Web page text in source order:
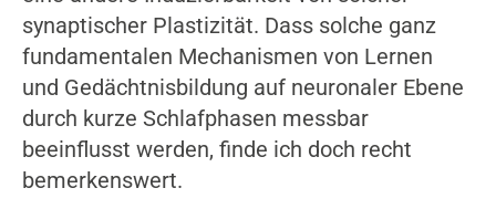
synaptischer Plastizität. Dass solche ganz
fundamentalen Mechanismen von Lernen
und Gedächtnisbildung auf neuronaler Ebene
durch kurze Schlafphasen messbar
beeinflusst werden, finde ich doch recht
bemerkenswert.